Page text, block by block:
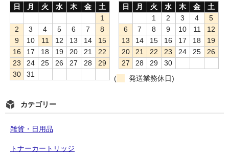
日
月 火 水 木 金
土
1
2
3 4 5 6 7
8
9
10 11 12 13 14
15
16
17 18 19 20 21
22
23
24 25 26 27 28
29
30
31
日
月 火 水 木 金
土
1
2 3 4
5
6
7 8 9 10 11
12
13
14 15 16 17 18
19
20
21 22 23 24 25
26
27
28 29
30
(
発送業務休日)
カテゴリー
雑貨・日用品
トナーカートリッジ